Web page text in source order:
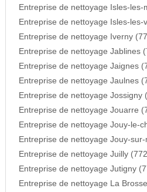
Entreprise de nettoyage Isles-les-
Entreprise de nettoyage Isles-les-
Entreprise de nettoyage Iverny
Entreprise de nettoyage Jablines
Entreprise de nettoyage Jaignes
Entreprise de nettoyage Jaulnes
Entreprise de nettoyage Jossigny
Entreprise de nettoyage Jouarre
Entreprise de nettoyage Jouy-le-
Entreprise de nettoyage Jouy-
Entreprise de nettoyage Juilly
Entreprise de nettoyage Jutigny
Entreprise de nettoyage La